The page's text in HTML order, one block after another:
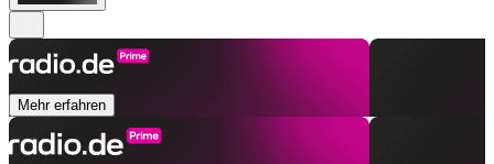
Mehr erfahren